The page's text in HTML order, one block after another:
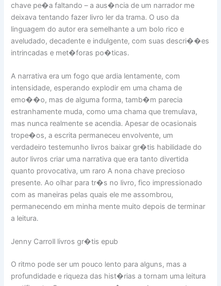
chave pe�a faltando – a aus�ncia de um narrador me
deixava tentando fazer livro ler da trama. O uso da
linguagem do autor era semelhante a um bolo rico e
aveludado, decadente e indulgente, com suas descri��es
intrincadas e met�foras po�ticas.
A narrativa era um fogo que ardia lentamente, com
intensidade, esperando explodir em uma chama de
emo��o, mas de alguma forma, tamb�m parecia
estranhamente muda, como uma chama que tremulava,
mas nunca realmente se acendia. Apesar de ocasionais
trope�os, a escrita permaneceu envolvente, um
verdadeiro testemunho livros baixar gr�tis habilidade do
autor livros criar uma narrativa que era tanto divertida
quanto provocativa, um raro A nona chave precioso
presente. Ao olhar para tr�s no livro, fico impressionado
com as maneiras pelas quais ele me assombrou,
permanecendo em minha mente muito depois de terminar
a leitura.
Jenny Carroll livros gr�tis epub
O ritmo pode ser um pouco lento para alguns, mas a
profundidade e riqueza das hist�rias a tornam uma leitura